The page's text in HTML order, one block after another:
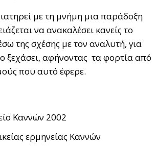
με τη μνήμη μια παράδοξη
να ανακαλέσει κανείς το
της σχέσης με τον αναλυτή, για
ξεχάσει, αφήνοντας τα φορτία από
που αυτό έφερε.
Καννών 2002
ερμηνείας Καννών